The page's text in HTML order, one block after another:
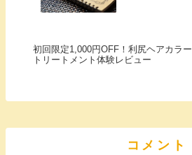
初回限定1,000円OFF！利尻ヘアカラー
トリートメント体験レビュー
コメント